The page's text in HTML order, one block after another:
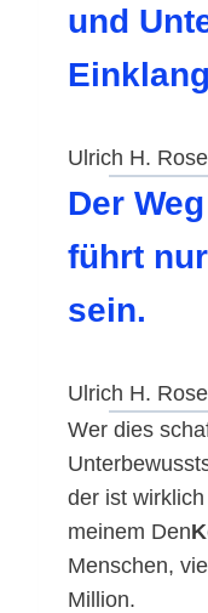
und
Ulrich H.
Der
führt
sein.
Ulrich H.
Wer dies
der ist
meinem DenK
Menschen,
Million.